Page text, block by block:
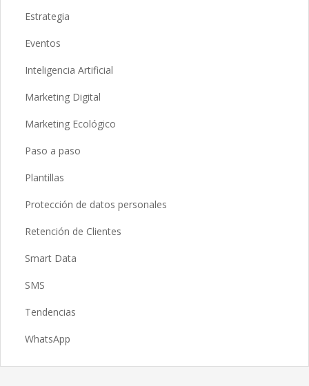
Estrategia
Eventos
Inteligencia Artificial
Marketing Digital
Marketing Ecológico
Paso a paso
Plantillas
Protección de datos personales
Retención de Clientes
Smart Data
SMS
Tendencias
WhatsApp